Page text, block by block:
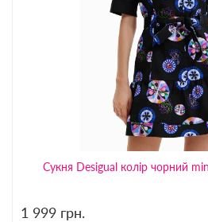
Сукня Desigual колір чорний
1 999 грн.